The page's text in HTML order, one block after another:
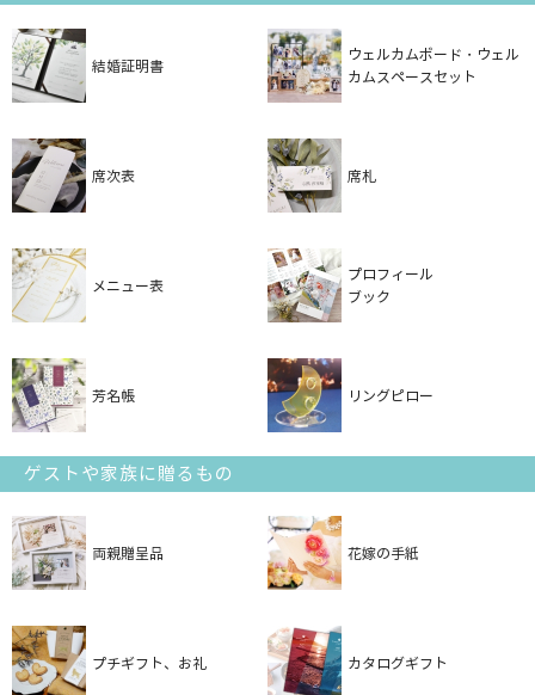
結婚証明書
ウェルカムボード・ウェル
カムスペースセット
席次表 席札
メニュー表
プロフィール
ブック
芳名帳 リングピロー
ゲストや家族に贈るもの
両親贈呈品 花嫁の手紙
プチギフト、お礼 カタログギフト